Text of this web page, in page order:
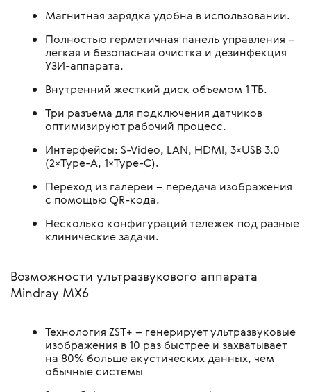
Магнитная зарядка удобна в использовании.
Полностью герметичная панель управления –
легкая и безопасная очистка и дезинфекция
УЗИ-аппарата.
Внутренний жесткий диск объемом 1 ТБ.
Три разъема для подключения датчиков
оптимизируют рабочий процесс.
Интерфейсы: S-Video, LAN, HDMI, 3×USB 3.0
(2×Type-A, 1×Type-C).
Переход из галереи – передача изображения
с помощью QR-кода.
Несколько конфигураций тележек под разные
клинические задачи.
Возможности ультразвукового аппарата
Mindray MX6
Технология ZST+ – генерирует ультразвуковые
изображения в 10 раз быстрее и захватывает
на 80% больше акустических данных, чем
обычные системы